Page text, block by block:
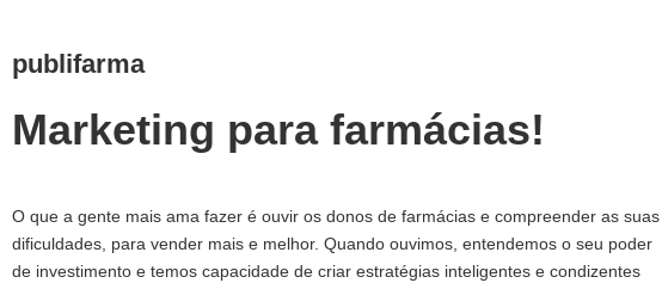
publifarma
Marketing para farmácias!
O que a gente mais ama fazer é ouvir os donos de farmácias e compreender as suas
dificuldades, para vender mais e melhor. Quando ouvimos, entendemos o seu poder
de investimento e temos capacidade de criar estratégias inteligentes e condizentes